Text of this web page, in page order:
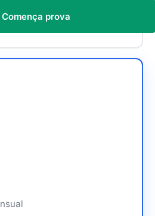
Comença prova